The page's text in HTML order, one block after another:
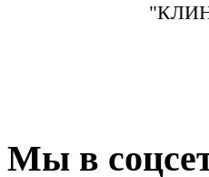
Мы в